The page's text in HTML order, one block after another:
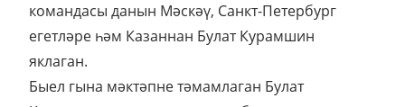
командасы данын Мәскәү, Санкт-Петербург
егетләре һәм Казаннан Булат Курамшин
яклаган.
Быел гына мәктәпне тәмамлаган Булат